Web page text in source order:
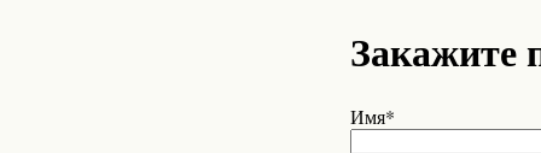
Закажите
Имя*